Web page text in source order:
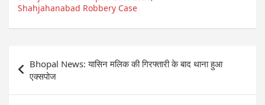
Shahjahanabad Robbery Case
navigation
Bhopal News: यासिन मलिक की गिरफ्तारी के बाद थाना हुआ
एक्सपोज